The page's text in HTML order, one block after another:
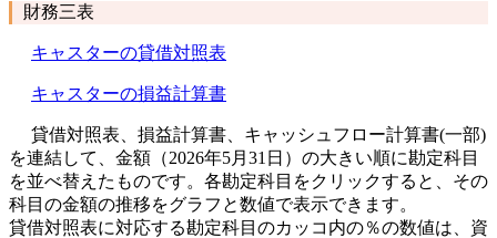
財務三表
キャスターの貸借対照表
キャスターの損益計算書
貸借対照表、損益計算書、キャッシュフロー計算書(一部)
を連結して、金額（2026年5月31日）の大きい順に勘定科目
を並べ替えたものです。各勘定科目をクリックすると、その
科目の金額の推移をグラフと数値で表示できます。
貸借対照表に対応する勘定科目のカッコ内の％の数値は、資